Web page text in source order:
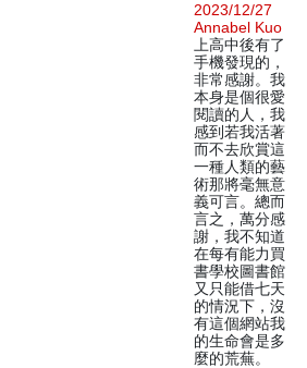
2023/12/27
Annabel Kuo
上高中後有了
手機發現的，
非常感謝。我
本身是個很愛
閱讀的人，我
感到若我活著
而不去欣賞這
一種人類的藝
術那將毫無意
義可言。總而
言之，萬分感
謝，我不知道
在每有能力買
書學校圖書館
又只能借七天
的情況下，沒
有這個網站我
的生命會是多
麼的荒蕪。